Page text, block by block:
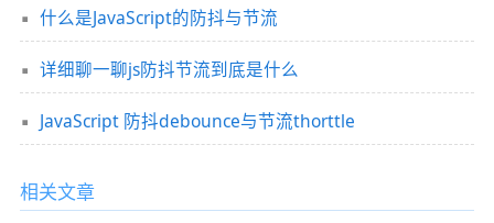
什么是JavaScript的防抖与节流
详细聊一聊js防抖节流到底是什么
JavaScript 防抖debounce与节流thorttle
相关文章